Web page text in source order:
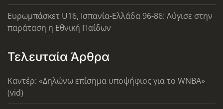
Ευρωμπάσκετ U16, Ισπανία-Ελλάδα 96-86: Λύγισε στην
παράταση η Εθνική Παίδων
Τελευταία Άρθρα
Καντέρ: «Δηλώνω επίσημα υποψήφιος για το WNBA»
(vid)